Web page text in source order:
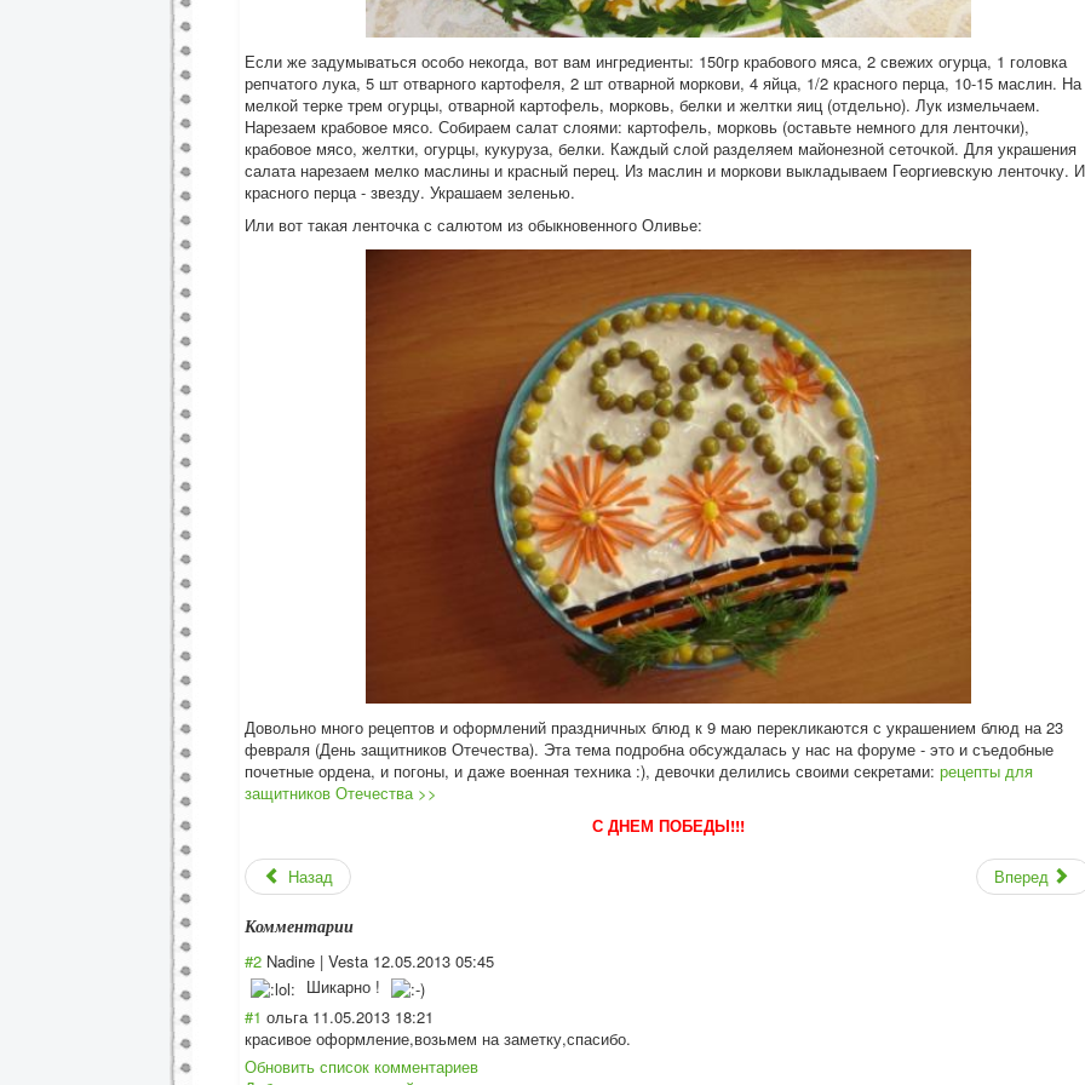
Если же задумываться особо некогда, вот вам ингредиенты: 150гр крабового мяса, 2 свежих огурца, 1 головка
репчатого лука, 5 шт отварного картофеля, 2 шт отварной моркови, 4 яйца, 1/2 красного перца, 10-15 маслин. На
мелкой терке трем огурцы, отварной картофель, морковь, белки и желтки яиц (отдельно). Лук измельчаем.
Нарезаем крабовое мясо. Собираем салат слоями: картофель, морковь (оставьте немного для ленточки),
крабовое мясо, желтки, огурцы, кукуруза, белки. Каждый слой разделяем майонезной сеточкой. Для украшения
салата нарезаем мелко маслины и красный перец. Из маслин и моркови выкладываем Георгиевскую ленточку.
красного перца - звезду. Украшаем зеленью.
Или вот такая ленточка с салютом из обыкновенного Оливье:
Довольно много рецептов и оформлений праздничных блюд к 9 маю перекликаются с украшением блюд на 23
февраля (День защитников Отечества). Эта тема подробна обсуждалась у нас на форуме - это и съедобные
почетные ордена, и погоны, и даже военная техника :), девочки делились своими секретами: рецепты для
защитников Отечества >>
С ДНЕМ ПОБЕДЫ!!!
Назад Вперед
Комментарии
#2 Nadine | Vesta 12.05.2013 05:45
Шикарно !
#1 ольга 11.05.2013 18:21
красивое оформление,возьмем на заметку,спасибо.
Обновить список комментариев